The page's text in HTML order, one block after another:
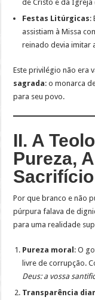
de Cristo e da Igreja
Festas Litúrgicas:
assistiam à Missa
reinado devia imitar
Este privilégio não era
sagrada: o monarca
para seu povo.
II. A
Pureza,
Sacrifício
Por que branco e não
púrpura falava de
para uma realidade
Pureza moral : O
livre de corrupção.
Deus: a vossa
Transparência